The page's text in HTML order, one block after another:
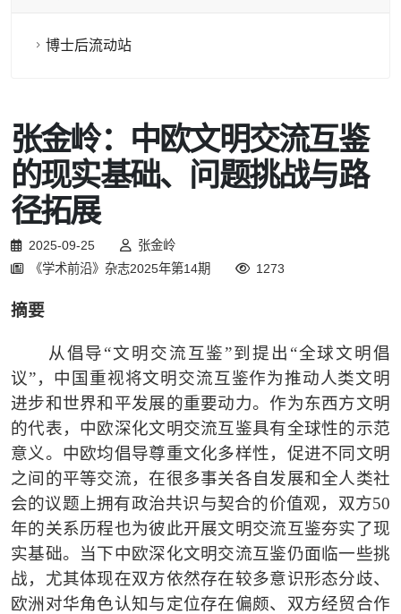
博士后流动站
张金岭：中欧文明交流互鉴
的现实基础、问题挑战与路
径拓展
2025-09-25
张金岭
《学术前沿》杂志2025年第14期
1273
摘要
从倡导“文明交流互鉴”到提出 “全球文明倡
议”，中国重视将文明交流互鉴作为推动人类文明
进步和世界和平发展的重要动力。作为东西方文明
的代表，中欧深化文明交流互鉴具有全球性的示范
意义。中欧均倡导尊重文化多样性，促进不同文明
之间的平等交流，在很多事关各自发展和全人类社
会的议题上拥有政治共识与契合的价值观，双方50
年的关系历程也为彼此开展文明交流互鉴夯实了现
实基础。当下中欧深化文明交流互鉴仍面临一些挑
战，尤其体现在双方依然存在较多意识形态分歧、
欧洲对华角色认知与定位存在偏颇、双方经贸合作